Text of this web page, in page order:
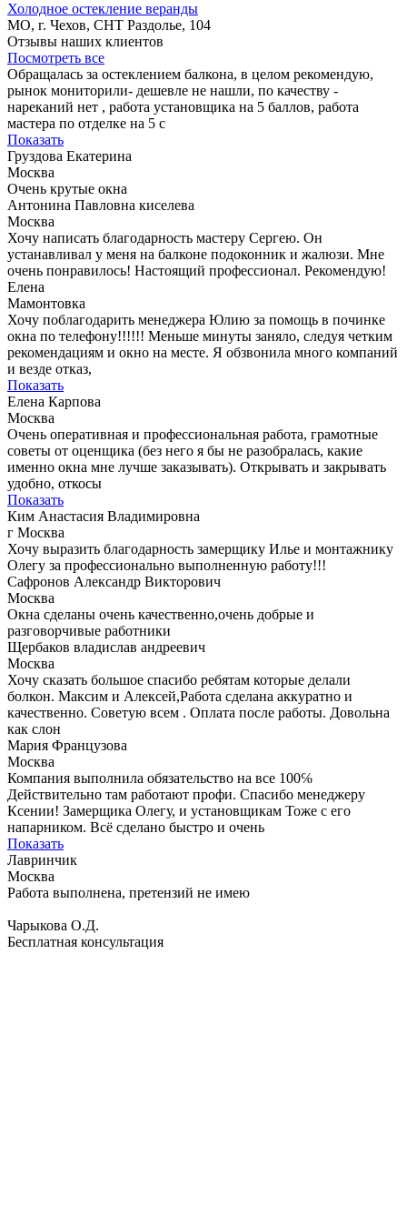
Холодное остекление веранды
МО, г. Чехов, СНТ Раздолье, 104
Отзывы наших клиентов
Посмотреть все
Обращалась за остеклением балкона, в целом рекомендую,
рынок мониторили- дешевле не нашли, по качеству -
нареканий нет , работа установщика на 5 баллов, работа
мастера по отделке на 5 с
Показать
Груздова Екатерина
Москва
Очень крутые окна
Антонина Павловна киселева
Москва
Хочу написать благодарность мастеру Сергею. Он
устанавливал у меня на балконе подоконник и жалюзи. Мне
очень понравилось! Настоящий профессионал. Рекомендую!
Елена
Мамонтовка
Хочу поблагодарить менеджера Юлию за помощь в починке
окна по телефону!!!!!! Меньше минуты заняло, следуя четким
рекомендациям и окно на месте. Я обзвонила много компаний
и везде отказ,
Показать
Елена Карпова
Москва
Очень оперативная и профессиональная работа, грамотные
советы от оценщика (без него я бы не разобралась, какие
именно окна мне лучше заказывать). Открывать и закрывать
удобно, откосы
Показать
Ким Анастасия Владимировна
г Москва
Хочу выразить благодарность замерщику Илье и монтажнику
Олегу за профессионально выполненную работу!!!
Сафронов Александр Викторович
Москва
Окна сделаны очень качественно,очень добрые и
разговорчивые работники
Щербаков владислав андреевич
Москва
Хочу сказать большое спасибо ребятам которые делали
болкон. Максим и Алексей,Работа сделана аккуратно и
качественно. Советую всем . Оплата после работы. Довольна
как слон
Мария Французова
Москва
Компания выполнила обязательство на все 100℅
Действительно там работают профи. Спасибо менеджеру
Ксении! Замерщика Олегу, и установщикам Тоже с его
напарником. Всё сделано быстро и очень
Показать
Лавринчик
Москва
Работа выполнена, претензий не имею
Чарыкова О.Д.
Бесплатная консультация